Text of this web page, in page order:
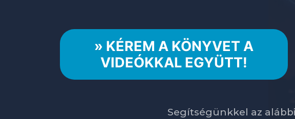
» KÉREM A KÖNYVET A
VIDEÓKKAL EGYÜTT!
Segítségünkkel az